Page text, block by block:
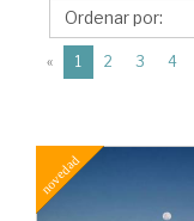
Reaktion
Books
« 1 (current)
2 3 4